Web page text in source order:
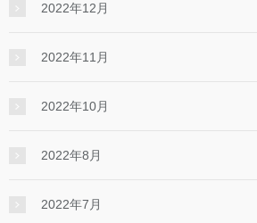
2022年12月
2022年11月
2022年10月
2022年8月
2022年7月